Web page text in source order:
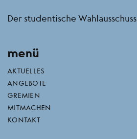
Der studentische Wahlausschuss
menü
AKTUELLES
ANGEBOTE
GREMIEN
MITMACHEN
KONTAKT